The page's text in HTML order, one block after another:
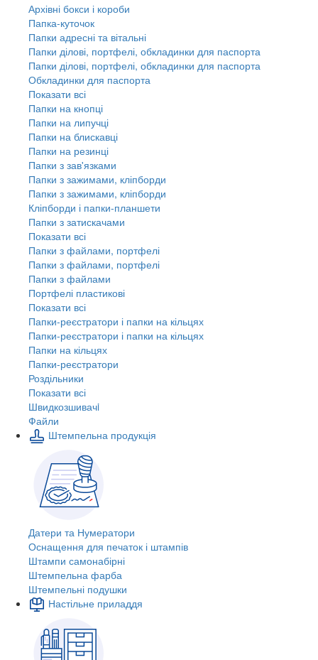
Архівні бокси і короби
Папка-куточок
Папки адресні та вітальні
Папки ділові, портфелі, обкладинки для паспорта
Папки ділові, портфелі, обкладинки для паспорта
Обкладинки для паспорта
Показати всі
Папки на кнопці
Папки на липучці
Папки на блискавці
Папки на резинці
Папки з зав'язками
Папки з зажимами, кліпборди
Папки з зажимами, кліпборди
Кліпборди і папки-планшети
Папки з затискачами
Показати всі
Папки з файлами, портфелі
Папки з файлами, портфелі
Папки з файлами
Портфелі пластикові
Показати всі
Папки-реєстратори і папки на кільцях
Папки-реєстратори і папки на кільцях
Папки на кільцях
Папки-реєстратори
Роздільники
Показати всі
Швидкозшивачi
Файли
Штемпельна продукція
Датери та Нумератори
Оснащення для печаток і штампів
Штампи самонабірні
Штемпельна фарба
Штемпельні подушки
Настільне приладдя